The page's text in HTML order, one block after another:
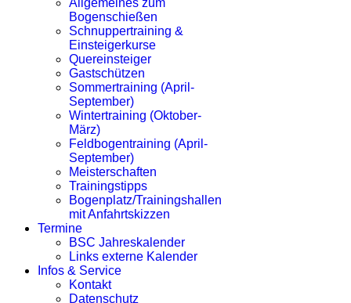
Allgemeines zum
Bogenschießen
Schnuppertraining &
Einsteigerkurse
Quereinsteiger
Gastschützen
Sommertraining (April-
September)
Wintertraining (Oktober-
März)
Feldbogentraining (April-
September)
Meisterschaften
Trainingstipps
Bogenplatz/Trainingshallen
mit Anfahrtskizzen
Termine
BSC Jahreskalender
Links externe Kalender
Infos & Service
Kontakt
Datenschutz